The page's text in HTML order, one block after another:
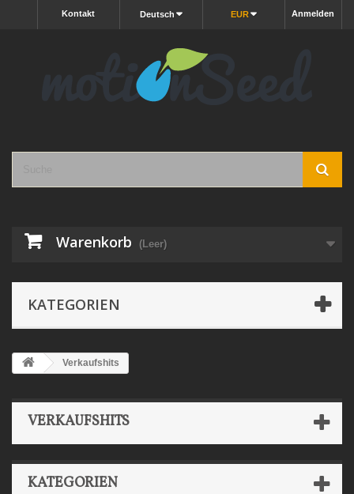
Anmelden
EUR
Deutsch
Kontakt
Warenkorb (Leer)
KATEGORIEN
Verkaufshits
VERKAUFSHITS
KATEGORIEN